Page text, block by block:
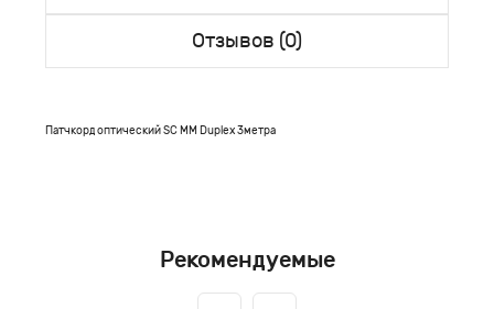
Отзывов (0)
Патчкорд оптический SC MM Duplex 3метра
Рекомендуемые